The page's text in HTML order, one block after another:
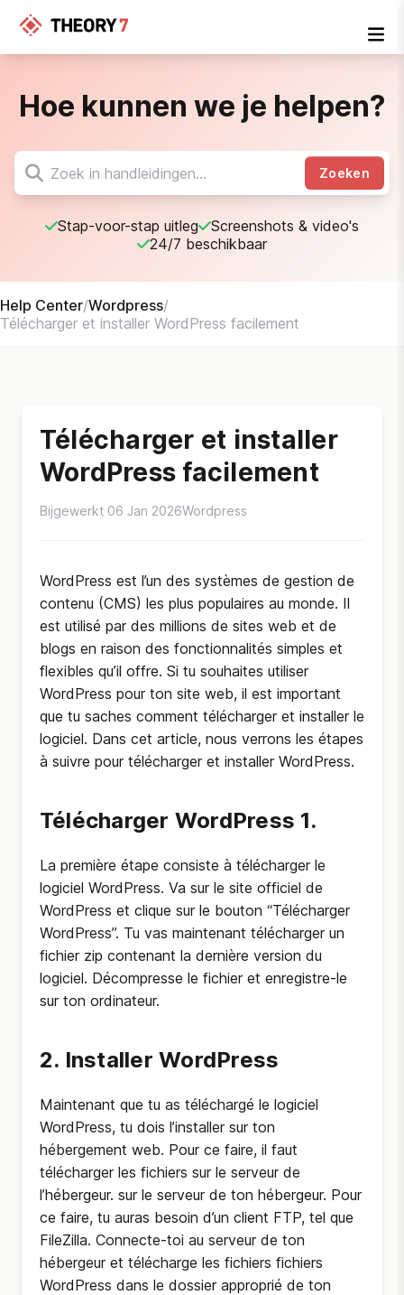
Hoe kunnen we je helpen?
Zoeken
Stap-voor-stap uitleg
Screenshots & video's
24/7 beschikbaar
Help Center/Wordpress/
Télécharger et installer WordPress facilement
Télécharger et installer
WordPress facilement
Bijgewerkt 06 Jan 2026Wordpress
WordPress est l’un des systèmes de gestion de
contenu (CMS) les plus populaires au monde. Il
est utilisé par des millions de sites web et de
blogs en raison des fonctionnalités simples et
flexibles qu’il offre. Si tu souhaites utiliser
WordPress pour ton site web, il est important
que tu saches comment télécharger et installer le
logiciel. Dans cet article, nous verrons les étapes
à suivre pour télécharger et installer WordPress.
Télécharger WordPress 1.
La première étape consiste à télécharger le
logiciel WordPress. Va sur le site officiel de
WordPress et clique sur le bouton “Télécharger
WordPress”. Tu vas maintenant télécharger un
fichier zip contenant la dernière version du
logiciel. Décompresse le fichier et enregistre-le
sur ton ordinateur.
2. Installer WordPress
Maintenant que tu as téléchargé le logiciel
WordPress, tu dois l’installer sur ton
hébergement web. Pour ce faire, il faut
télécharger les fichiers sur le serveur de
l’hébergeur. sur le serveur de ton hébergeur. Pour
ce faire, tu auras besoin d’un client FTP, tel que
FileZilla. Connecte-toi au serveur de ton
hébergeur et télécharge les fichiers fichiers
WordPress dans le dossier approprié de ton